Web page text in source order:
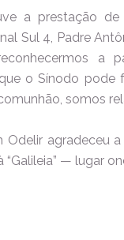
a prestação
Sul 4, Padre
a
o Sínodo pode
somos
Odelir agradeceu
“Galileia” — lugar